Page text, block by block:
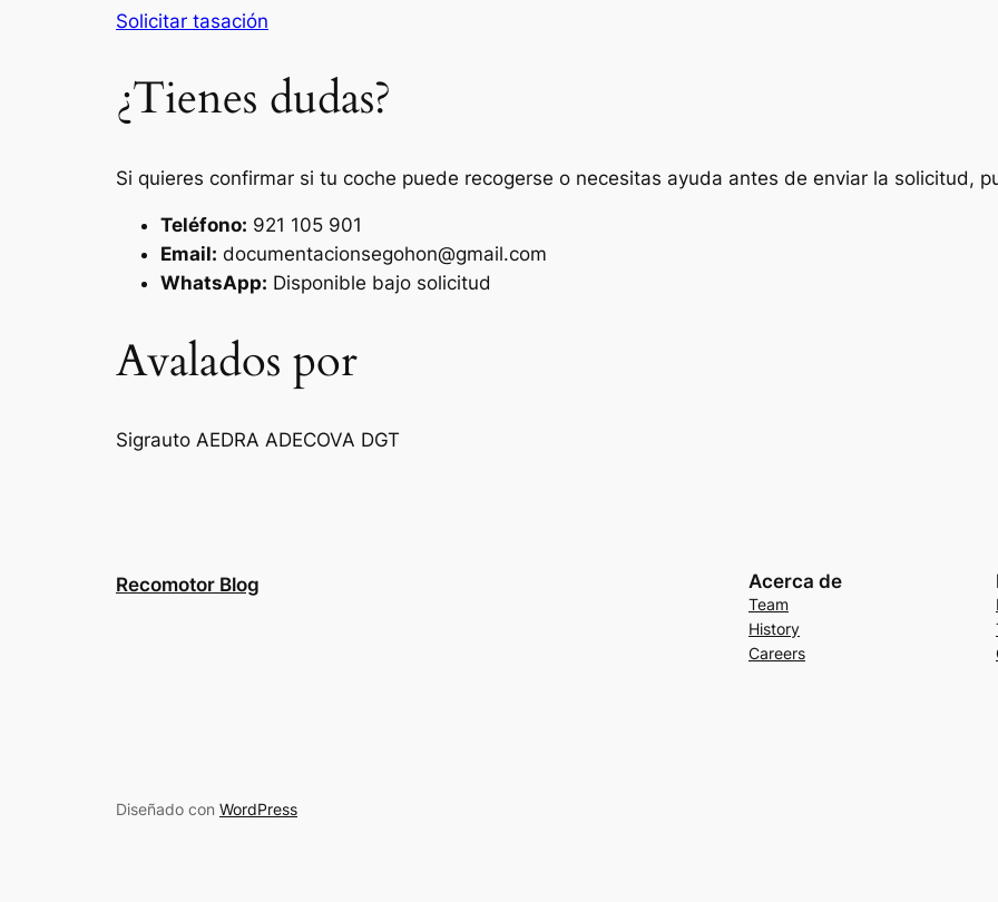
Solicitar tasación
¿Tienes dudas?
Si quieres confirmar si tu coche puede recogerse o necesitas ayuda antes de enviar la solicitud,
Teléfono: 921 105 901
Email: documentacionsegohon@gmail.com
WhatsApp: Disponible bajo solicitud
Avalados por
Sigrauto AEDRA ADECOVA DGT
Recomotor Blog Acerca de
Team
History
Careers
Diseñado con WordPress